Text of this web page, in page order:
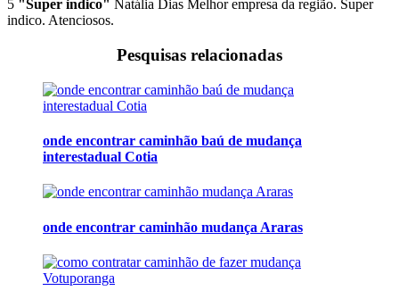
5 "Super indico" Natália Dias Melhor empresa da região. Super
indico. Atenciosos.
Pesquisas relacionadas
onde encontrar caminhão baú de mudança
interestadual Cotia
onde encontrar caminhão mudança Araras